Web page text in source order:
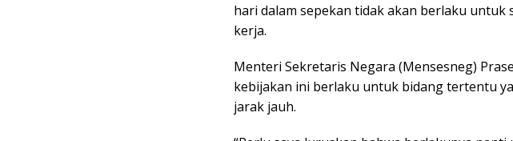
hari dalam sepekan tidak akan berlaku untuk
kerja.
Menteri Sekretaris Negara (Mensesneg)
kebijakan ini berlaku untuk bidang tertentu
jarak jauh.